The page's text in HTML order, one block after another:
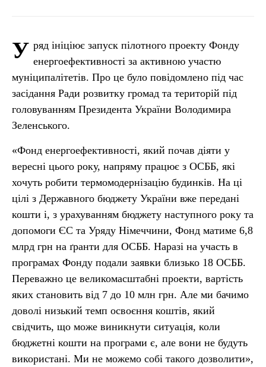
У ряд ініціює запуск пілотного проекту Фонду
енергоефективності за активною участю
муніципалітетів. Про це було повідомлено під час
засідання Ради розвитку громад та територій під
головуванням Президента України Володимира
Зеленського.
«Фонд енергоефективності, який почав діяти у
вересні цього року, напряму працює з ОСББ, які
хочуть робити термомодернізацію будинків. На ці
цілі з Державного бюджету України вже передані
кошти і, з урахуванням бюджету наступного року та
допомоги ЄС та Уряду Німеччини, Фонд матиме 6,8
млрд грн на ґранти для ОСББ. Наразі на участь в
програмах Фонду подали заявки близько 18 ОСББ.
Переважно це великомасштабні проекти, вартість
яких становить від 7 до 10 млн грн. Але ми бачимо
доволі низький темп освоєння коштів, який
свідчить, що може виникнути ситуація, коли
бюджетні кошти на програми є, але вони не будуть
використані. Ми не можемо собі такого дозволити»,